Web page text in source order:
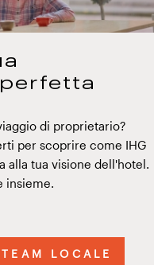
di proprietario?
per scoprire come IHG
alla tua visione dell'hotel.
insieme.
LOCALE